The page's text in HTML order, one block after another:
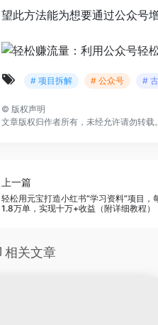
望此方法能为想要通过公众号
# 项目拆解 # 公众号 #
© 版权声明
文章版权归作者所有，未经允许请勿转载。
上一篇
轻松用元宝打造小红书“学习资料”项目
1.8万单，实现十万+收益（附详细教程）
相关文章